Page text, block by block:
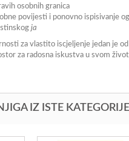
osobnih granica
povijesti i ponovno ispisivanje
ja
za vlastito iscjeljenje jedan je
za radosna iskustva u svom
IZ ISTE